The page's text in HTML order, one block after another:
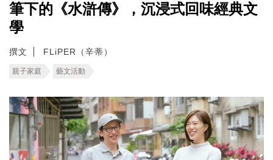
筆下的《水滸傳》，沉浸式回味經典文
學
撰文 FLiPER（辛蒂）
親子家庭 藝文活動